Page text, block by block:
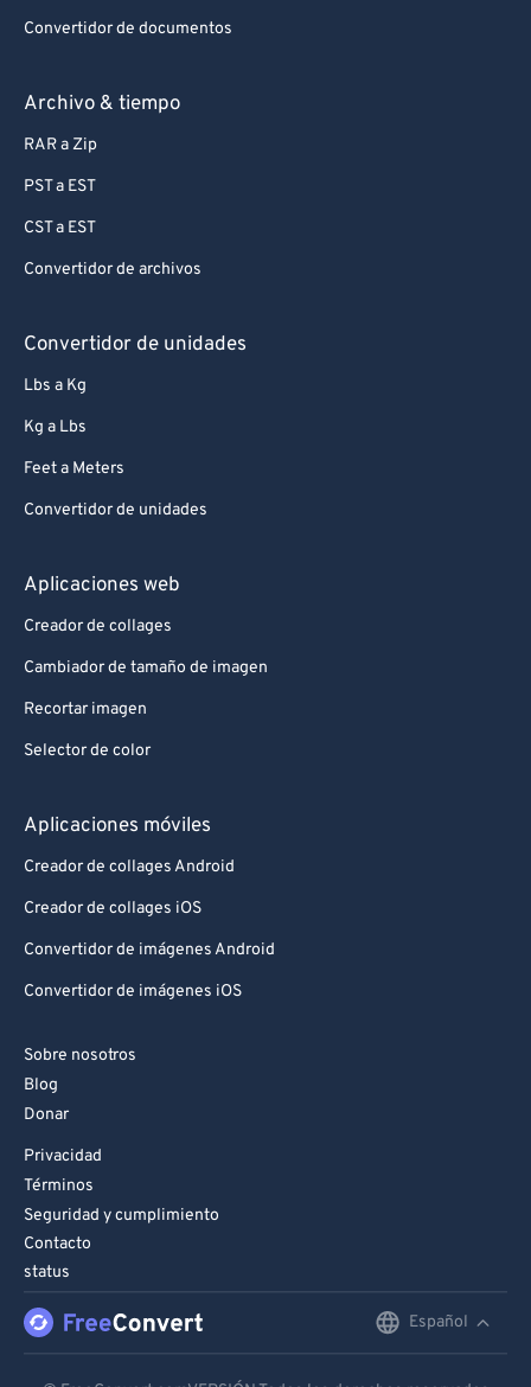
Convertidor de documentos
Archivo & tiempo
RAR a Zip
PST a EST
CST a EST
Convertidor de archivos
Convertidor de unidades
Lbs a Kg
Kg a Lbs
Feet a Meters
Convertidor de unidades
Aplicaciones web
Creador de collages
Cambiador de tamaño de imagen
Recortar imagen
Selector de color
Aplicaciones móviles
Creador de collages Android
Creador de collages iOS
Convertidor de imágenes Android
Convertidor de imágenes iOS
Sobre nosotros
Blog
Donar
Privacidad
Términos
Seguridad y cumplimiento
Contacto
status
Español